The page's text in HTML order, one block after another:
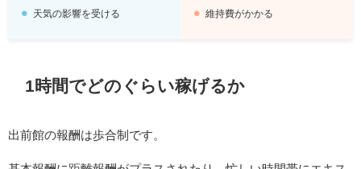
天気の影響を受ける 維持費がかかる
1時間でどのぐらい稼げるか
出前館の報酬は歩合制です。